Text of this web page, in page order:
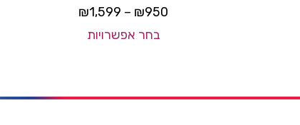
₪950
–
₪1,599
בחר אפשרויות